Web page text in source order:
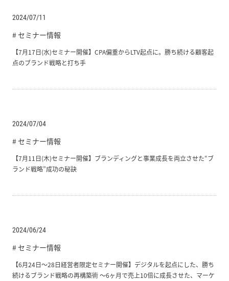
2024/07/11
# セミナー情報
【7月17日(水)セミナー開催】CPA偏重からLTV起点に。勝ち続ける顧客起
点のブランド戦略と打ち手
2024/07/04
# セミナー情報
【7月11日(木)セミナー開催】ブランディングと事業成長を両立させた“ブ
ランド戦略”成功の秘訣
2024/06/24
# セミナー情報
【6月24日～28日経営者限定セミナー開催】デジタルを起点にした、勝ち
続けるブランド戦略の再構築術 ～6ヶ月で売上10倍に成長させた、マーケ